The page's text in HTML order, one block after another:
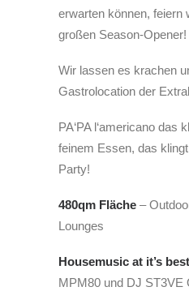
erwarten können, feiern
großen Season-Opener!
Wir lassen es krachen
Gastrolocation der
PA‘PA l‘americano das
feinem Essen, das
Party!
480qm Fläche –
Lounges
Housemusic at it’s best
MPM80 und DJ ST3VE